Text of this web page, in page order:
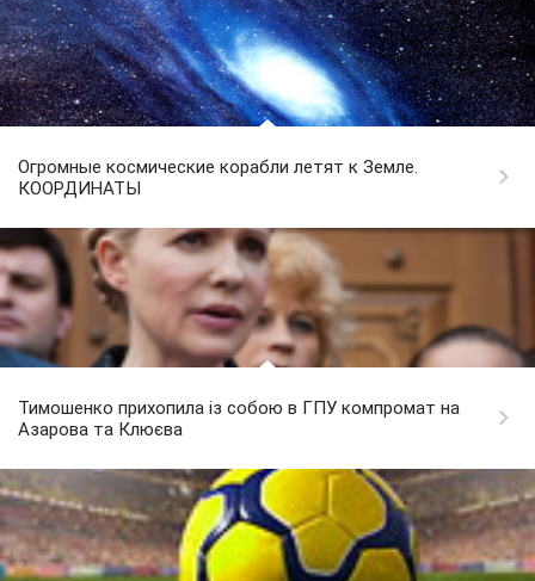
Огромные космические корабли летят к Земле.
КООРДИНАТЫ
Тимошенко прихопила із собою в ГПУ компромат на
Азарова та Клюєва